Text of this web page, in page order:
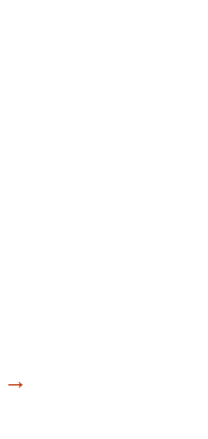
→